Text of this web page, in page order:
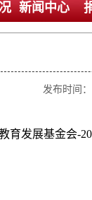
新闻中心
发布时间
育发展基金会-